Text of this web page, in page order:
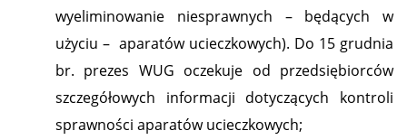
wyeliminowanie niesprawnych – będących w
użyciu – aparatów ucieczkowych). Do 15 grudnia
br. prezes WUG oczekuje od przedsiębiorców
szczegółowych informacji dotyczących kontroli
sprawności aparatów ucieczkowych;